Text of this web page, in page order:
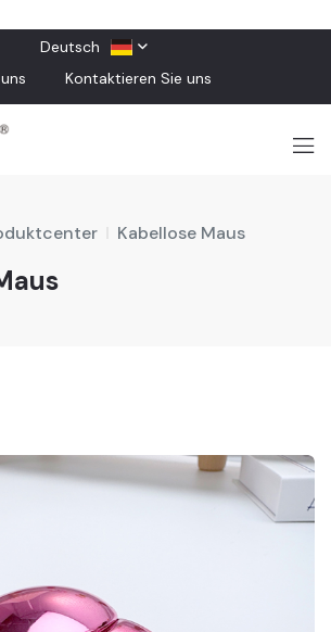
Deutsch
Kontaktieren Sie uns
Kabellose Maus